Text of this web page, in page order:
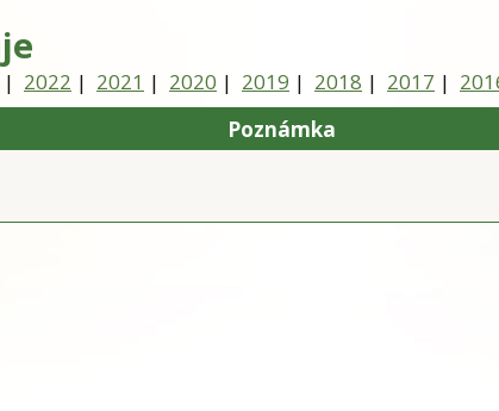
| 2022 | 2021 | 2020 | 2019 | 2018 | 2017 |
Poznámka